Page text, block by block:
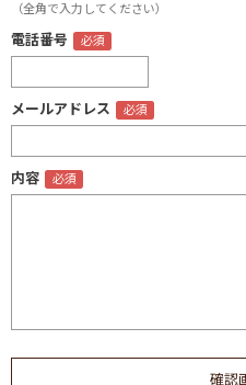
（全角で入力してください）
電話番号
メールアドレス
内容